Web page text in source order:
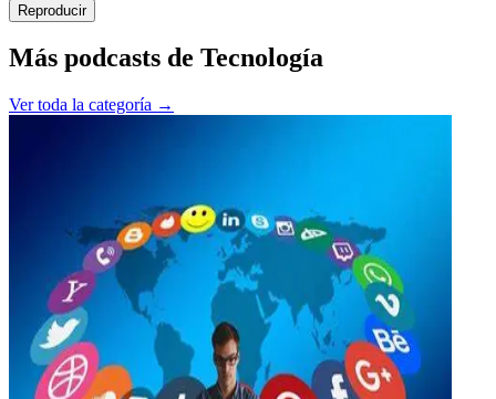
Reproducir
Más podcasts de Tecnología
Ver toda la categoría →